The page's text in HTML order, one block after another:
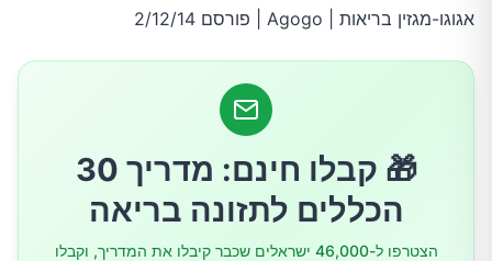
כרישה מכילה נוגדי חימצון
כרישה מכילה ויטמינים ומינרלים
אגוגו-מגזין בריאות | Agogo | פורסם 2/12/14
🎁 קבלו חינם: מדריך 30
הכללים לתזונה בריאה
הצטרפו ל-46,000 ישראלים שכבר קיבלו את המדריך, וקבלו